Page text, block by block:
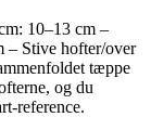
10–13 cm –
– Stive hofter/over
tæppe
og du
reference.